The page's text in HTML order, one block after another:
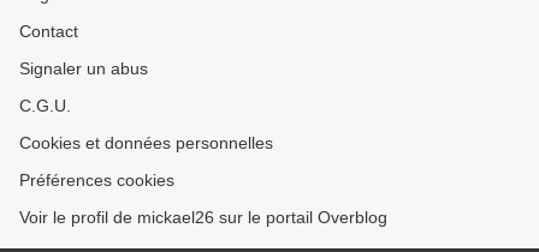
Contact
Signaler un abus
C.G.U.
Cookies et données personnelles
Préférences cookies
Voir le profil de mickael26 sur le portail Overblog